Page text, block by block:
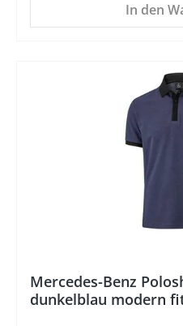
In den
Mercedes-Benz
dunkelblau modern